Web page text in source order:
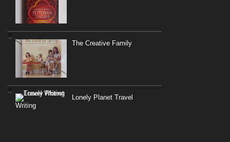
The Creative Family
Lonely Planet Travel
Writing